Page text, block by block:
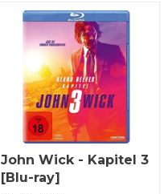
John Wick - Kapitel 3
[Blu-ray]